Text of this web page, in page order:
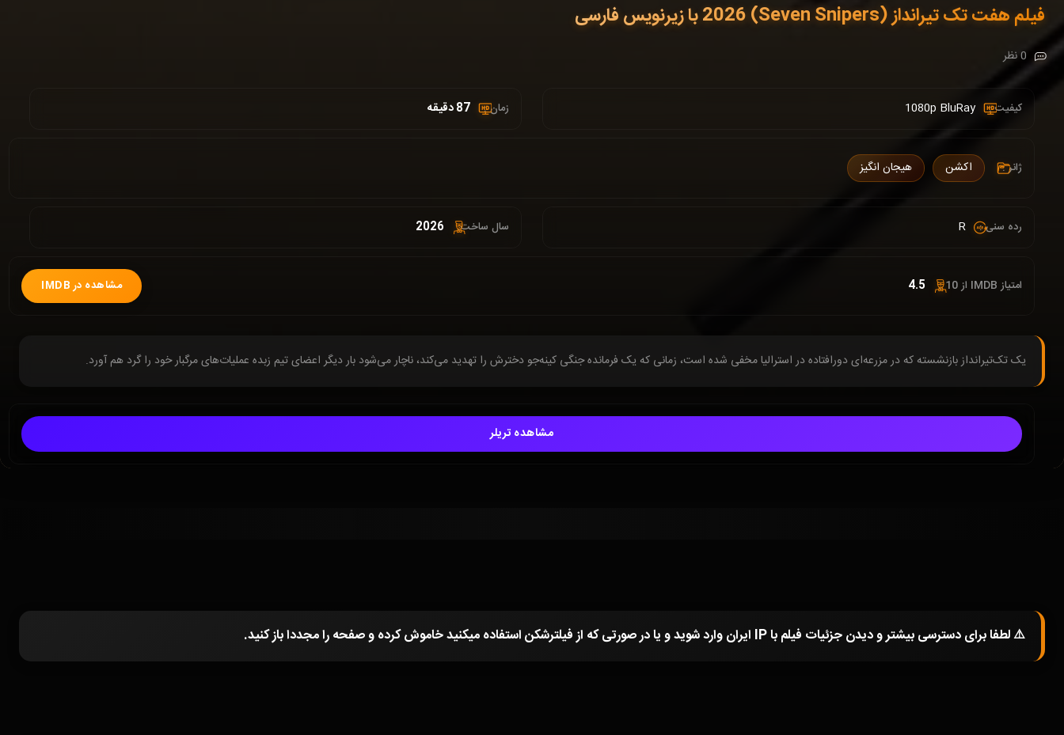
فیلم هفت تک تیرانداز (Seven Snipers) 2026 با زیرنویس فارسی
0 نظر
کیفیت : 1080p BluRay زمان : 87 دقیقه
ژانر : اکشن هیجان انگیز
رده سنی : R سال ساخت: 2026
امتیاز IMDB از 10 : 4.5 مشاهده در IMDB
یک تک‌تیرانداز بازنشسته که در مزرعه‌ای دورافتاده در استرالیا مخفی شده است، زمانی که یک فرمانده جنگی کینه‌جو دخترش را تهدید می‌کند، ناچار می‌شود بار دیگر اعضای تیم زبده عملیات‌های مرگبار خود را گرد هم آورد.
مشاهده تریلر
⚠️ لطفا برای دسترسی بیشتر و دیدن جزئیات فیلم با IP ایران وارد شوید و یا در صورتی که از فیلترشکن استفاده میکنید خاموش کرده و صفحه را مجددا باز کنید.